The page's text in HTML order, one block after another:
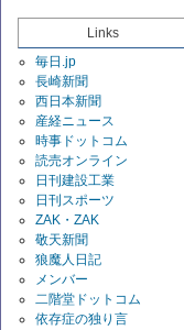
Links
毎日.jp
長崎新聞
西日本新聞
産経ニュース
時事ドットコム
読売オンライン
日刊建設工業
日刊スポーツ
ZAK・ZAK
敬天新聞
狼魔人日記
メンバー
二階堂ドットコム
依存症の独り言